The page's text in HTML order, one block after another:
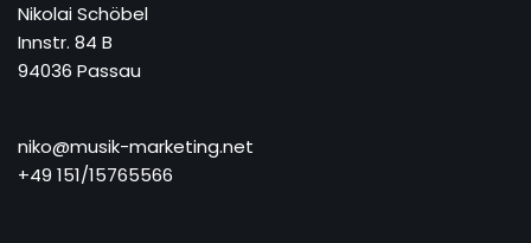
Nikolai Schöbel
Innstr. 84 B
94036 Passau
niko@musik-marketing.net
+49 151/15765566